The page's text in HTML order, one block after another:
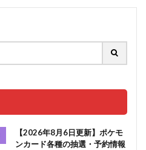
【2026年8月6日更新】ポケモ
ンカード各種の抽選・予約情報